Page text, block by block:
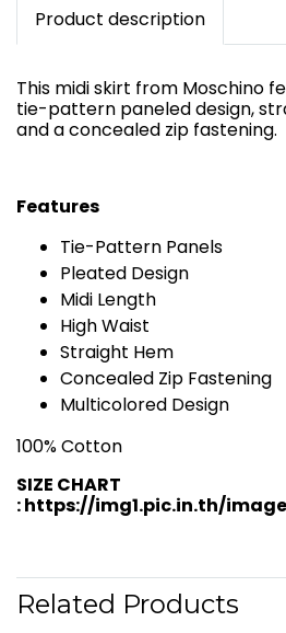
Product description
This midi skirt from Moschino
tie-pattern paneled design,
and a concealed zip fastening.
Features
Tie-Pattern Panels
Pleated Design
Midi Length
High Waist
Straight Hem
Concealed Zip Fastening
Multicolored Design
100% Cotton
SIZE CHART
:https://img1.pic.in.th/
Related Products